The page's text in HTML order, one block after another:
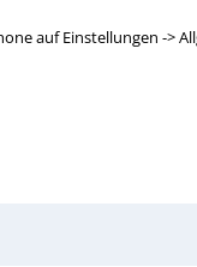
auf Einstellungen ->